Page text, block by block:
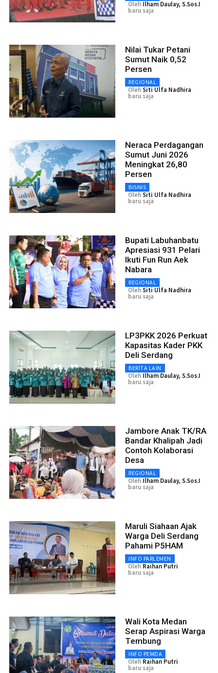
Oleh Ilham Daulay, S.Sos.I
baru saja
Nilai Tukar Petani
Sumut Naik 0,52
Persen
REGIONAL
OlehSiti Ulfa Nadhira
baru saja
Neraca Perdagangan
Sumut Juni 2026
Meningkat 26,80
Persen
BISNIS
OlehSiti Ulfa Nadhira
baru saja
Bupati Labuhanbatu
Apresiasi 931 Pelari
Ikuti Fun Run Aek
Nabara
REGIONAL
OlehSiti Ulfa Nadhira
baru saja
LP3PKK 2026 Perkuat
Kapasitas Kader PKK
Deli Serdang
BERITA LAIN
Oleh Ilham Daulay, S.Sos.I
baru saja
Jambore Anak TK/RA
Bandar Khalipah Jadi
Contoh Kolaborasi
Desa
REGIONAL
Oleh Ilham Daulay, S.Sos.I
baru saja
Maruli Siahaan Ajak
Warga Deli Serdang
Pahami P5HAM
INFO PARLEMEN
Oleh Raihan Putri
baru saja
Wali Kota Medan
Serap Aspirasi Warga
Tembung
INFO PEMDA
Oleh Raihan Putri
baru saja